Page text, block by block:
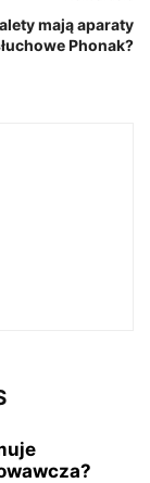
mają aparaty
Phonak?